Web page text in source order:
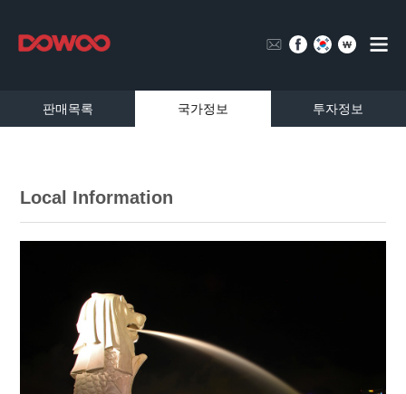
판매목록 국가정보 투자정보
Local Information